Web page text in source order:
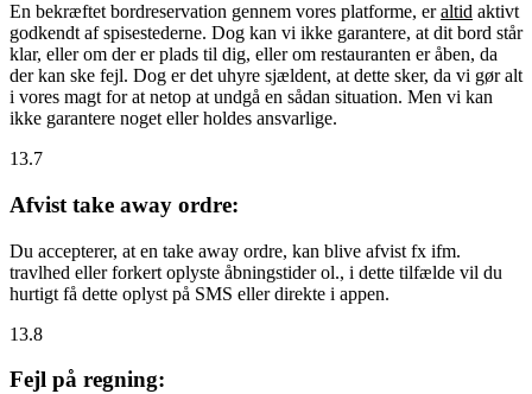
En bekræftet bordreservation gennem vores platforme, eraltid aktivt
godkendt af spisestederne. Dog kan vi ikke garantere, at dit bord står
klar, eller om der er plads til dig, eller om restauranten er åben, da
der kan ske fejl. Dog er det uhyre sjældent, at dette sker, da vi gør alt
i vores magt for at netop at undgå en sådan situation. Men vi kan
ikke garantere noget eller holdes ansvarlige.
13.7
Afvist take away ordre:
Du accepterer, at en take away ordre, kan blive afvist fx ifm.
travlhed eller forkert oplyste åbningstider ol., i dette tilfælde vil du
hurtigt få dette oplyst på SMS eller direkte i appen.
13.8
Fejl på regning: